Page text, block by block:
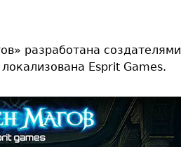
разработана создателями
Esprit Games.